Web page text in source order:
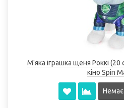
М'яка іграшка щеня Роккі
кіно Spin
Немає